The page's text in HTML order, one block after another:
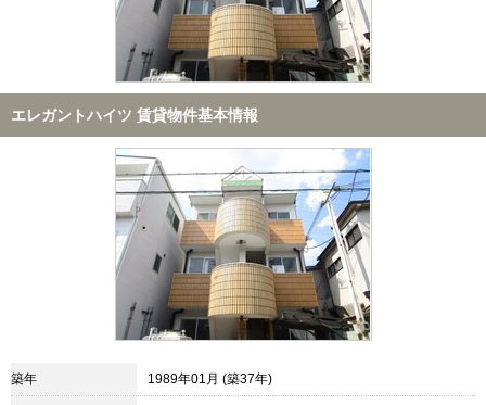
エレガントハイツ 賃貸物件基本情報
築年 1989年01月 (築37年)